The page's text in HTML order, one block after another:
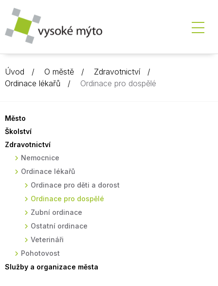
Úvod O městě
Zdravotnictví
Ordinace lékařů
Ordinace pro dospělé
Město
Školství
Zdravotnictví
Nemocnice
Ordinace lékařů
Ordinace pro děti a dorost
Ordinace pro dospělé
Zubní ordinace
Ostatní ordinace
Veterináři
Pohotovost
Služby a organizace města